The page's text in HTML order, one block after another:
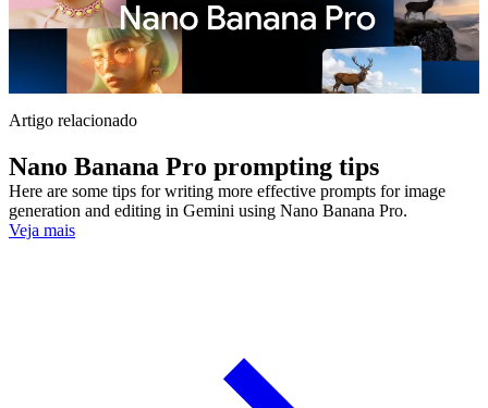
Artigo relacionado
Nano Banana Pro prompting tips
Here are some tips for writing more effective prompts for image
generation and editing in Gemini using Nano Banana Pro.
Veja mais